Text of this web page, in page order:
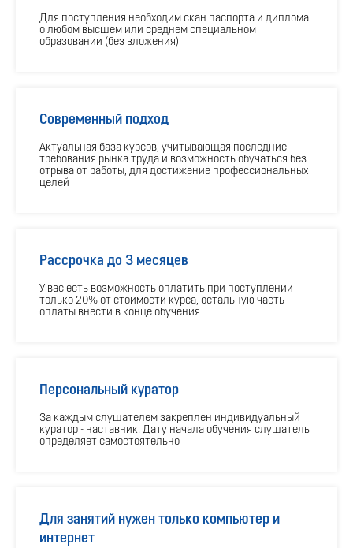
Для поступления необходим скан паспорта и диплома
о любом высшем или среднем специальном
образовании (без вложения)
Современный подход
Актуальная база курсов, учитывающая последние
требования рынка труда и возможность обучаться без
отрыва от работы, для достижение профессиональных
целей
Рассрочка до 3 месяцев
У вас есть возможность оплатить при поступлении
только 20% от стоимости курса, остальную часть
оплаты внести в конце обучения
Персональный куратор
За каждым слушателем закреплен индивидуальный
куратор - наставник. Дату начала обучения слушатель
определяет самостоятельно
Для занятий нужен только компьютер и
интернет